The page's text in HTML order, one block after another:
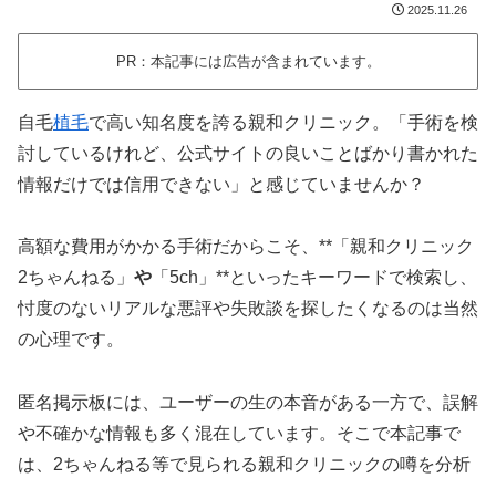
2025.11.26
PR：本記事には広告が含まれています。
自毛植毛で高い知名度を誇る親和クリニック。「手術を検
討しているけれど、公式サイトの良いことばかり書かれた
情報だけでは信用できない」と感じていませんか？
高額な費用がかかる手術だからこそ、**「親和クリニック
2ちゃんねる」 や 「5ch」**といったキーワードで検索し、
忖度のないリアルな悪評や失敗談を探したくなるのは当然
の心理です。
匿名掲示板には、ユーザーの生の本音がある一方で、誤解
や不確かな情報も多く混在しています。そこで本記事で
は、2ちゃんねる等で見られる親和クリニックの噂を分析